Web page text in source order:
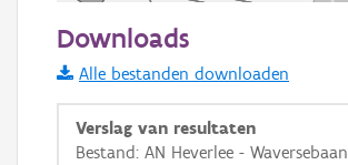
Informatie Vlaanderen
i
Downloads
Alle bestanden downloaden
Verslag van resultaten
Bestand: AN Heverlee - Waversebaan